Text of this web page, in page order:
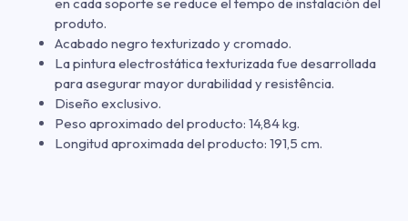
produto.
Acabado negro texturizado y cromado.
La pintura electrostática texturizada fue desarrollada
para asegurar mayor durabilidad y resistência.
Diseño exclusivo.
Peso aproximado del producto: 14,84 kg.
Longitud aproximada del producto: 191,5 cm.